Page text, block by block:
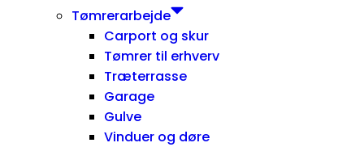
Tømrerarbejde
Carport og skur
Tømrer til erhverv
Træterrasse
Garage
Gulve
Vinduer og døre